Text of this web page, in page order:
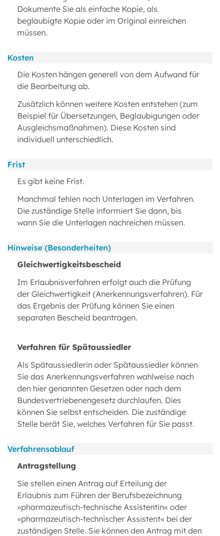
Dokumente Sie als einfache Kopie, als
beglaubigte Kopie oder im Original einreichen
müssen.
Kosten
Die Kosten hängen generell von dem Aufwand für
die Bearbeitung ab.
Zusätzlich können weitere Kosten entstehen (zum
Beispiel für Übersetzungen, Beglaubigungen oder
Ausgleichsmaßnahmen). Diese Kosten sind
individuell unterschiedlich.
Frist
Es gibt keine Frist.
Manchmal fehlen noch Unterlagen im Verfahren.
Die zuständige Stelle informiert Sie dann, bis
wann Sie die Unterlagen nachreichen müssen.
Hinweise (Besonderheiten)
Gleichwertigkeitsbescheid
Im Erlaubnisverfahren erfolgt auch die Prüfung
der Gleichwertigkeit (Anerkennungsverfahren). Für
das Ergebnis der Prüfung können Sie einen
separaten Bescheid beantragen.
Verfahren für Spätaussiedler
Als Spätaussiedlerin oder Spätaussiedler können
Sie das Anerkennungsverfahren wahlweise nach
den hier genannten Gesetzen oder nach dem
Bundesvertriebenengesetz durchlaufen. Dies
können Sie selbst entscheiden. Die zuständige
Stelle berät Sie, welches Verfahren für Sie passt.
Verfahrensablauf
Antragstellung
Sie stellen einen Antrag auf Erteilung der
Erlaubnis zum Führen der Berufsbezeichnung
»pharmazeutisch-technische Assistentin« oder
»pharmazeutisch-technischer Assistent« bei der
zuständigen Stelle. Sie können den Antrag mit den